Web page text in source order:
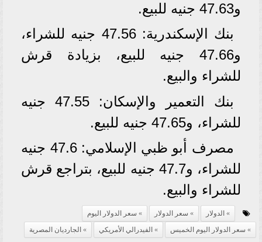
و47.63 جنيه للبيع.
بنك الإسكندرية: 47.56 جنيه للشراء،
و47.66 جنيه للبيع، بزيادة قرش
للشراء والبيع.
بنك التعمير والإسكان: 47.55 جنيه
للشراء، و47.65 جنيه للبيع.
مصرف أبو ظبي الإسلامي: 47.6 جنيه
للشراء، و47.7 جنيه للبيع، بتراجع قرش
للشراء والبيع.
الدولار سعر الدولار
سعر الدولار اليوم
سعر الدولار اليوم الخميس
الفيدرالي الأمريكي الجارديان المصرية